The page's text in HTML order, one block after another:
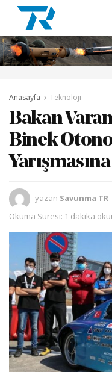
Anasayfa Teknoloji
Bakan
Binek
yazan Savunma TR
Okuma Süresi: 1 dakika